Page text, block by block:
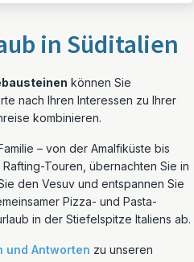
in Süditalien
können Sie
nach Ihren Interessen zu Ihrer
kombinieren.
– von der Amalfiküste bis
Touren, übernachten Sie in
den Vesuv und entspannen Sie
Pizza- und Pasta-
in der Stiefelspitze Italiens ab.
und Antworten zu unseren